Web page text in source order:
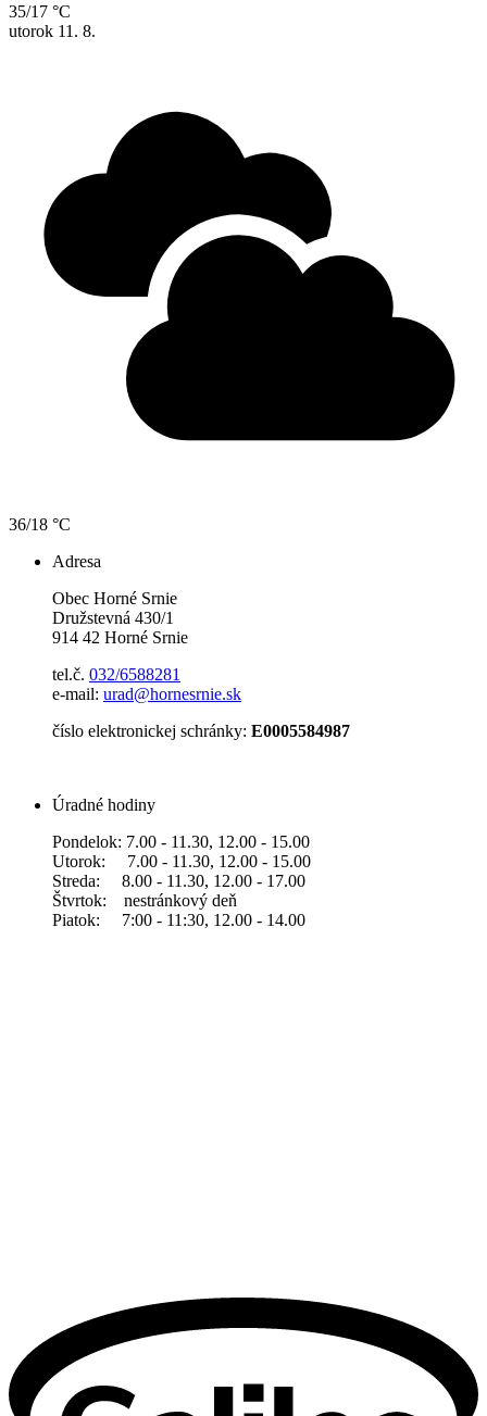
35/17 °C
utorok 11. 8.
36/18 °C
Adresa
Obec Horné Srnie
Družstevná 430/1
914 42 Horné Srnie
tel.č. 032/6588281
e-mail: urad@hornesrnie.sk
číslo elektronickej schránky: E0005584987
Úradné hodiny
Pondelok: 7.00 - 11.30, 12.00 - 15.00
Utorok: 7.00 - 11.30, 12.00 - 15.00
Streda: 8.00 - 11.30, 12.00 - 17.00
Štvrtok: nestránkový deň
Piatok: 7:00 - 11:30, 12.00 - 14.00